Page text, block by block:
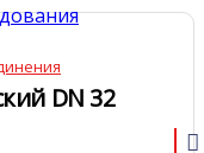
DN 32